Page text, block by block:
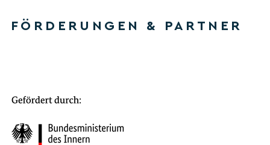
FÖRDERUNGEN & PARTNER